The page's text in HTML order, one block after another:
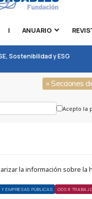
| ANUARIO
Sostenibilidad y ESG
» Secciones
Acepto la
la información sobre la
Y EMPRESAS PÚBLICAS ODS 8